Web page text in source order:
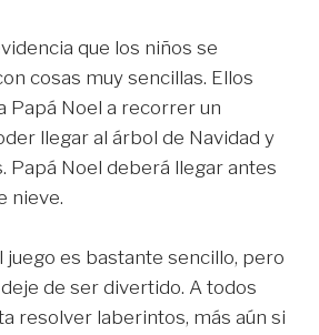
que los niños se
cosas muy sencillas. Ellos
Papá Noel a recorrer un
llegar al árbol de Navidad y
Papá Noel deberá llegar antes
nieve.
juego es bastante sencillo, pero
de ser divertido. A todos
resolver laberintos, más aún si